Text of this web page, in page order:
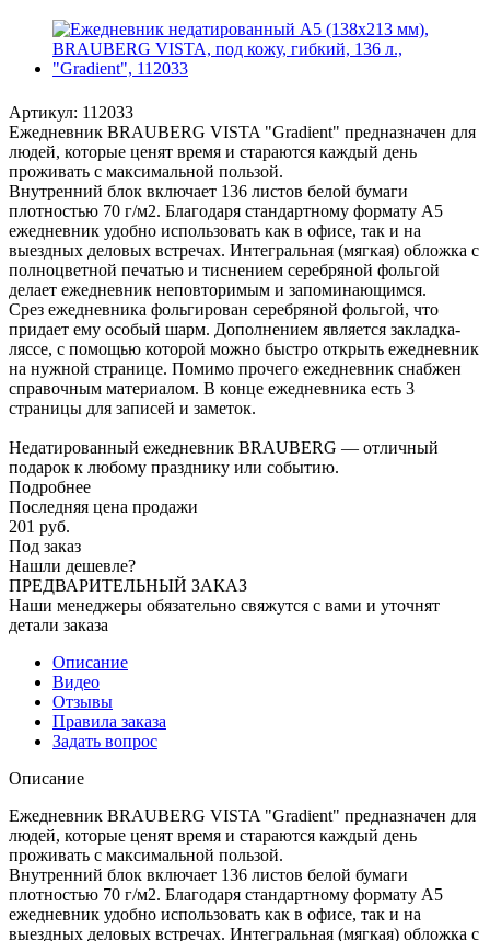
Артикул: 112033
Ежедневник BRAUBERG VISTA "Gradient" предназначен для
людей, которые ценят время и стараются каждый день
проживать с максимальной пользой.
Внутренний блок включает 136 листов белой бумаги
плотностью 70 г/м2. Благодаря стандартному формату А5
ежедневник удобно использовать как в офисе, так и на
выездных деловых встречах. Интегральная (мягкая) обложка с
полноцветной печатью и тиснением серебряной фольгой
делает ежедневник неповторимым и запоминающимся.
Срез ежедневника фольгирован серебряной фольгой, что
придает ему особый шарм. Дополнением является закладка-
ляссе, с помощью которой можно быстро открыть ежедневник
на нужной странице. Помимо прочего ежедневник снабжен
справочным материалом. В конце ежедневника есть 3
страницы для записей и заметок.
Недатированный ежедневник BRAUBERG — отличный
подарок к любому празднику или событию.
Подробнее
Последняя цена продажи
201 руб.
Под заказ
Нашли дешевле?
ПРЕДВАРИТЕЛЬНЫЙ ЗАКАЗ
Наши менеджеры обязательно свяжутся с вами и уточнят
детали заказа
Описание
Видео
Отзывы
Правила заказа
Задать вопрос
Описание
Ежедневник BRAUBERG VISTA "Gradient" предназначен для
людей, которые ценят время и стараются каждый день
проживать с максимальной пользой.
Внутренний блок включает 136 листов белой бумаги
плотностью 70 г/м2. Благодаря стандартному формату А5
ежедневник удобно использовать как в офисе, так и на
выездных деловых встречах. Интегральная (мягкая) обложка с